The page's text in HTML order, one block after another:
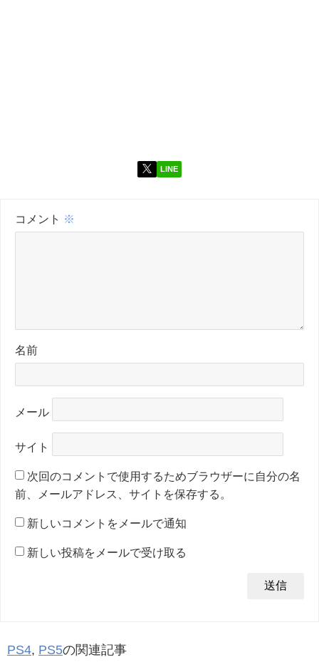
LINE
コメント ※
名前
メール
サイト
次回のコメントで使用するためブラウザーに自分の名
前、メールアドレス、サイトを保存する。
新しいコメントをメールで通知
新しい投稿をメールで受け取る
PS4, PS5の関連記事